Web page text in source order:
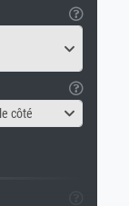
côté